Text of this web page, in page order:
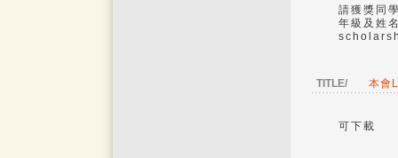
請獲獎同
年級及姓
TITLE/ 本會
可下載